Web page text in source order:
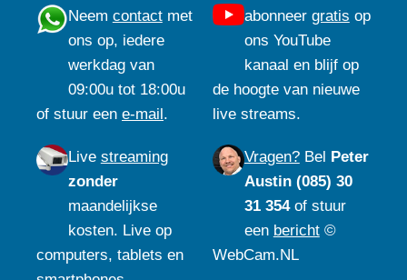
Neem contactmet
ons op, iedere
werkdag van
09:00u tot 18:00u
of stuur een e-mail.
abonneer gratis op
ons YouTube
kanaal en blijf op
de hoogte van nieuwe
live streams.
Live streaming
zonder
maandelijkse
kosten. Live op
computers, tablets en
Vragen?Bel Peter
Austin (085) 30
31 354of stuur
een bericht©
WebCam.NL